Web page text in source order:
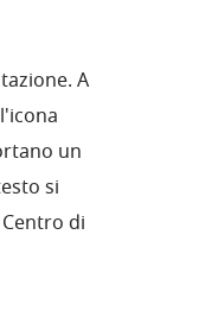
A
un
si
di